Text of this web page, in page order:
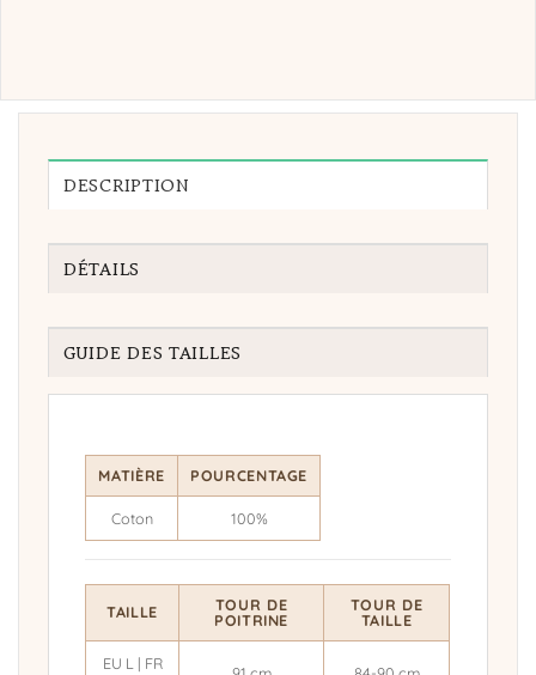
DESCRIPTION
DÉTAILS
GUIDE DES TAILLES
MATIÈRE POURCENTAGE
Coton 100%
TAILLE
TOUR DE
POITRINE
TOUR DE
TAILLE
EU L | FR